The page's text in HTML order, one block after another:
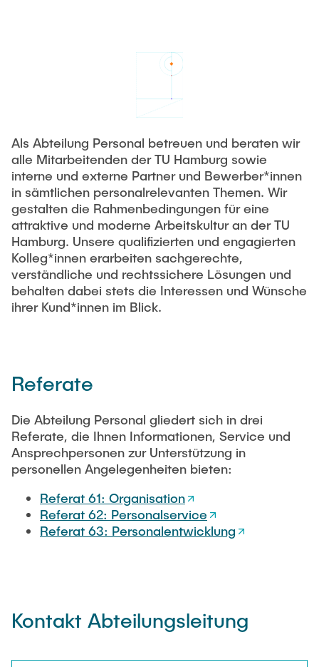
Merchandise-Shop
Arbeiten an der TU Hamburg
Stellenausschreibungen
Berufsausbildung und Praktika
Berufungen
Neue Mitarbeitende
Für Absolventinnen und Absolventen
Alumni
Berufseinstieg - Career Center
Graduiertenakademie
Promotion und Habilitation
Wissenschaftliche Weiterbildung
Hochschuldidaktik - ZLL
Lehre im europäischen Verbund (ECIU)
WorkINGLab / Makerspace
Early Career Researchers
Gute Wissenschaftliche Praxis
Future Lectures
Team
Neues aus der Forschung &
Transfer
Technologie und Innovation in der Bildung
Forschung und Institute
Management-Wissenschaften und Technologie
Studiengänge
Forschung und Institute
Maschinenbau
Studienbereich FIT
Institute im Überblick
(Gast)Wissenschaftler*innen
Partnerships and Strategy
Partnerhochschulen Studierendenaustausch
Eine Partnerschaft vereinbaren
Strategie
ECIU University
Contacts & International Team
Als Abteilung Personal betreuen und beraten wir
alle Mitarbeitenden der TU Hamburg sowie
interne und externe Partner und Bewerber*innen
in sämtlichen personalrelevanten Themen. Wir
gestalten die Rahmenbedingungen für eine
attraktive und moderne Arbeitskultur an der TU
Hamburg. Unsere qualifizierten und engagierten
Kolleg*innen erarbeiten sachgerechte,
verständliche und rechtssichere Lösungen und
behalten dabei stets die Interessen und Wünsche
ihrer Kund*innen im Blick.
Referate
Die Abteilung Personal gliedert sich in drei
Referate, die Ihnen Informationen, Service und
Ansprechpersonen zur Unterstützung in
personellen Angelegenheiten bieten:
Referat 61: Organisation
Referat 62: Personalservice
Referat 63: Personalentwicklung
Kontakt Abteilungsleitung